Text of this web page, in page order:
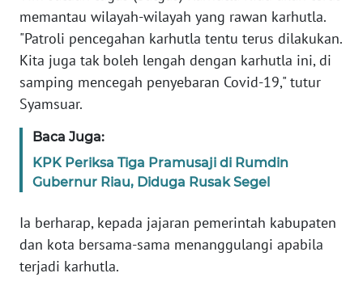
memantau wilayah-wilayah yang rawan karhutla.
"Patroli pencegahan karhutla tentu terus dilakukan.
Kita juga tak boleh lengah dengan karhutla ini, di
samping mencegah penyebaran Covid-19," tutur
Syamsuar.
Baca Juga:
KPK Periksa Tiga Pramusaji di Rumdin
Gubernur Riau, Diduga Rusak Segel
Ia berharap, kepada jajaran pemerintah kabupaten
dan kota bersama-sama menanggulangi apabila
terjadi karhutla.
WN
NTT
WN
WN
PAPUA
WN
PAPUA